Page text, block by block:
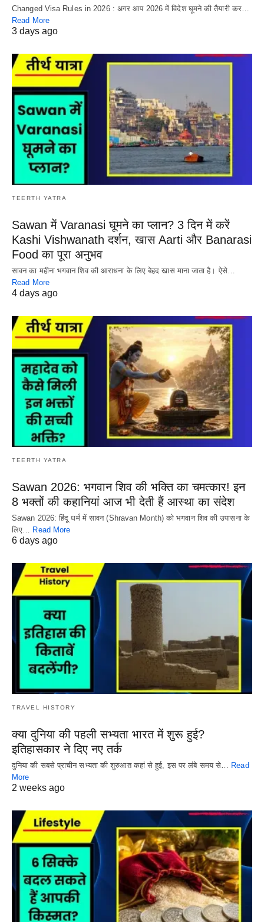
Changed Visa Rules in 2026 : अगर आप 2026 में विदेश घूमने की तैयारी कर…
Read More
3 days ago
TEERTH YATRA
Sawan में Varanasi घूमने का प्लान? 3 दिन में करें
Kashi Vishwanath दर्शन, खास Aarti और Banarasi
Food का पूरा अनुभव
सावन का महीना भगवान शिव की आराधना के लिए बेहद खास माना जाता है। ऐसे…
Read More
4 days ago
TEERTH YATRA
Sawan 2026: भगवान शिव की भक्ति का चमत्कार! इन
8 भक्तों की कहानियां आज भी देती हैं आस्था का संदेश
Sawan 2026: हिंदू धर्म में सावन (Shravan Month) को भगवान शिव की उपासना के
लिए…
Read More
6 days ago
TRAVEL HISTORY
क्या दुनिया की पहली सभ्यता भारत में शुरू हुई?
इतिहासकार ने दिए नए तर्क
दुनिया की सबसे प्राचीन सभ्यता की शुरुआत कहां से हुई, इस पर लंबे समय से… Read
More
2 weeks ago